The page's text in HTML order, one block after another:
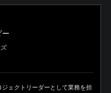
ー
ジェクトリーダーとして業務を担